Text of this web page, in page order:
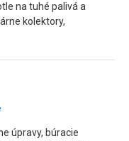
na tuhé palivá a
kolektory,
úpravy, búracie